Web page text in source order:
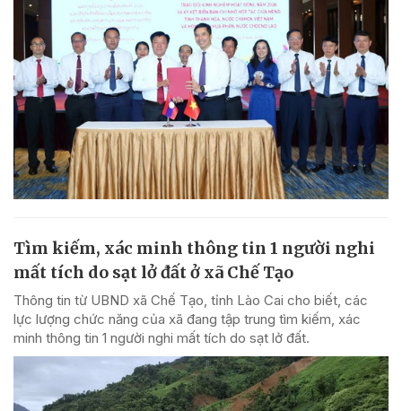
Tìm kiếm, xác minh thông tin 1 người nghi
mất tích do sạt lở đất ở xã Chế Tạo
Thông tin từ UBND xã Chế Tạo, tỉnh Lào Cai cho biết, các
lực lượng chức năng của xã đang tập trung tìm kiếm, xác
minh thông tin 1 người nghi mất tích do sạt lở đất.